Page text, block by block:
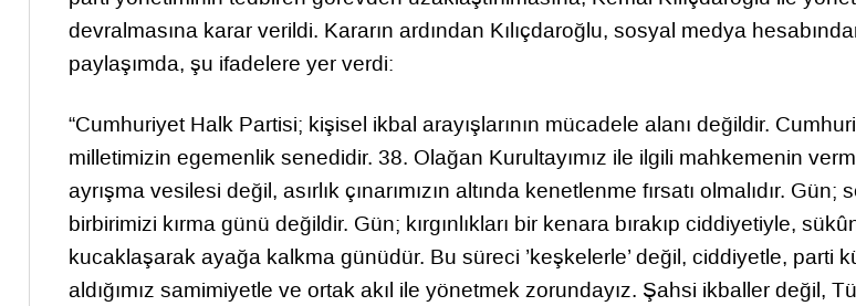
devralmasına karar verildi. Kararın ardından Kılıçdaroğlu, sosyal medya
paylaşımda, şu ifadelere yer verdi:
“Cumhuriyet Halk Partisi; kişisel ikbal arayışlarının mücadele alanı değildir.
milletimizin egemenlik senedidir. 38. Olağan Kurultayımız ile ilgili mahkemenin
ayrışma vesilesi değil, asırlık çınarımızın altında kenetlenme fırsatı olmalıdır. Gün;
birbirimizi kırma günü değildir. Gün; kırgınlıkları bir kenara bırakıp ciddiyetiyle,
kucaklaşarak ayağa kalkma günüdür. Bu süreci ’keşkelerle’ değil, ciddiyetle, parti
aldığımız samimiyetle ve ortak akıl ile yönetmek zorundayız. Şahsi ikballer değil,